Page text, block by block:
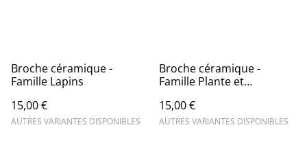
Broche céramique -
Famille Lapins
15,00 €
AUTRES VARIANTES DISPONIBLES
Broche céramique -
Famille Plante et
15,00 €
AUTRES VARIANTES DISPONIBLES